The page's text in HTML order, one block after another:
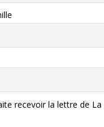
recevoir la lettre de La